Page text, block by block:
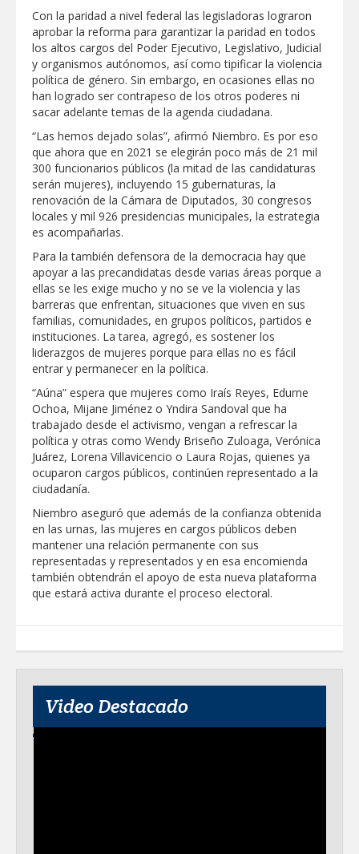
Con la paridad a nivel federal las legisladoras lograron
aprobar la reforma para garantizar la paridad en todos
los altos cargos del Poder Ejecutivo, Legislativo, Judicial
y organismos autónomos, así como tipificar la violencia
política de género. Sin embargo, en ocasiones ellas no
han logrado ser contrapeso de los otros poderes ni
sacar adelante temas de la agenda ciudadana.
“Las hemos dejado solas”, afirmó Niembro. Es por eso
que ahora que en 2021 se elegirán poco más de 21 mil
300 funcionarios públicos (la mitad de las candidaturas
serán mujeres), incluyendo 15 gubernaturas, la
renovación de la Cámara de Diputados, 30 congresos
locales y mil 926 presidencias municipales, la estrategia
es acompañarlas.
Para la también defensora de la democracia hay que
apoyar a las precandidatas desde varias áreas porque a
ellas se les exige mucho y no se ve la violencia y las
barreras que enfrentan, situaciones que viven en sus
familias, comunidades, en grupos políticos, partidos e
instituciones. La tarea, agregó, es sostener los
liderazgos de mujeres porque para ellas no es fácil
entrar y permanecer en la política.
“Aúna” espera que mujeres como Iraís Reyes, Edurne
Ochoa, Mijane Jiménez o Yndira Sandoval que ha
trabajado desde el activismo, vengan a refrescar la
política y otras como Wendy Briseño Zuloaga, Verónica
Juárez, Lorena Villavicencio o Laura Rojas, quienes ya
ocuparon cargos públicos, continúen representado a la
ciudadanía.
Niembro aseguró que además de la confianza obtenida
en las urnas, las mujeres en cargos públicos deben
mantener una relación permanente con sus
representadas y representados y en esa encomienda
también obtendrán el apoyo de esta nueva plataforma
que estará activa durante el proceso electoral.
Video Destacado